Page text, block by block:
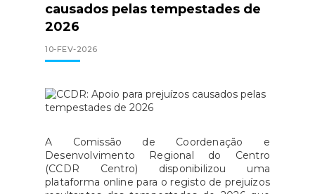
causados pelas tempestades de
2026
10-FEV-2026
A Comissão de Coordenação e
Desenvolvimento Regional do Centro
(CCDR Centro) disponibilizou uma
plataforma online para o registo de prejuízos